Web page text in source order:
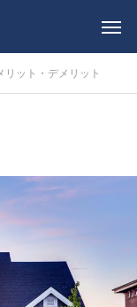
リット・デメリット